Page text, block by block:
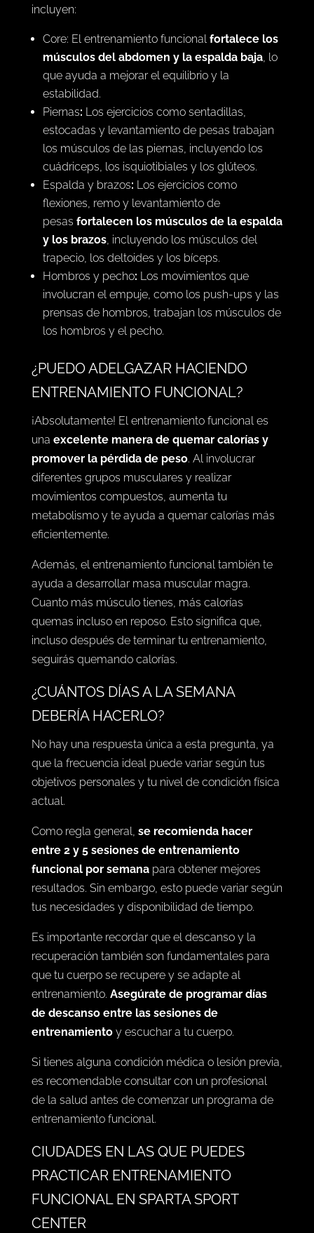
incluyen:
Core: El entrenamiento funcional fortalece los
músculos del abdomen y la espalda baja, lo
que ayuda a mejorar el equilibrio y la
estabilidad.
Piernas: Los ejercicios como sentadillas,
estocadas y levantamiento de pesas trabajan
los músculos de las piernas, incluyendo los
cuádriceps, los isquiotibiales y los glúteos.
Espalda y brazos: Los ejercicios como
flexiones, remo y levantamiento de
pesas fortalecen los músculos de la espalda
y los brazos, incluyendo los músculos del
trapecio, los deltoides y los bíceps.
Hombros y pecho: Los movimientos que
involucran el empuje, como los push-ups y las
prensas de hombros, trabajan los músculos de
los hombros y el pecho.
¿PUEDO ADELGAZAR HACIENDO
ENTRENAMIENTO FUNCIONAL?
¡Absolutamente! El entrenamiento funcional es
una excelente manera de quemar calorías y
promover la pérdida de peso. Al involucrar
diferentes grupos musculares y realizar
movimientos compuestos, aumenta tu
metabolismo y te ayuda a quemar calorías más
eficientemente.
Además, el entrenamiento funcional también te
ayuda a desarrollar masa muscular magra.
Cuanto más músculo tienes, más calorías
quemas incluso en reposo. Esto significa que,
incluso después de terminar tu entrenamiento,
seguirás quemando calorías.
¿CUÁNTOS DÍAS A LA SEMANA
DEBERÍA HACERLO?
No hay una respuesta única a esta pregunta, ya
que la frecuencia ideal puede variar según tus
objetivos personales y tu nivel de condición física
actual.
Como regla general, se recomienda hacer
entre 2 y 5 sesiones de entrenamiento
funcional por semanapara obtener mejores
resultados. Sin embargo, esto puede variar según
tus necesidades y disponibilidad de tiempo.
Es importante recordar que el descanso y la
recuperación también son fundamentales para
que tu cuerpo se recupere y se adapte al
entrenamiento. Asegúrate de programar días
de descanso entre las sesiones de
entrenamientoy escuchar a tu cuerpo.
Si tienes alguna condición médica o lesión previa,
es recomendable consultar con un profesional
de la salud antes de comenzar un programa de
entrenamiento funcional.
CIUDADES EN LAS QUE PUEDES
PRACTICAR ENTRENAMIENTO
FUNCIONAL EN SPARTA SPORT
CENTER